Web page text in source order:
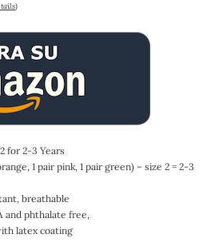
)
for 2-3 Years
1 pair pink, 1 pair green) – size 2 = 2-3
breathable
and phthalate free,
latex coating